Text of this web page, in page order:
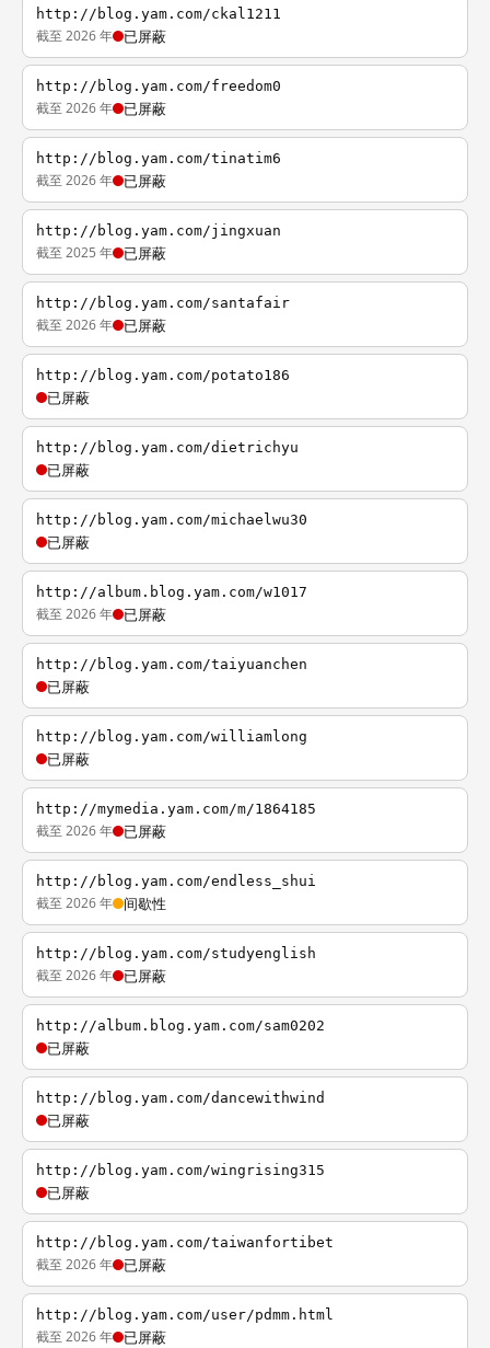
http://blog.yam.com/ckal1211
截至 2026 年 已屏蔽
http://blog.yam.com/freedom0
截至 2026 年 已屏蔽
http://blog.yam.com/tinatim6
截至 2026 年 已屏蔽
http://blog.yam.com/jingxuan
截至 2025 年 已屏蔽
http://blog.yam.com/santafair
截至 2026 年 已屏蔽
http://blog.yam.com/potato186
已屏蔽
http://blog.yam.com/dietrichyu
已屏蔽
http://blog.yam.com/michaelwu30
已屏蔽
http://album.blog.yam.com/w1017
截至 2026 年 已屏蔽
http://blog.yam.com/taiyuanchen
已屏蔽
http://blog.yam.com/williamlong
已屏蔽
http://mymedia.yam.com/m/1864185
截至 2026 年 已屏蔽
http://blog.yam.com/endless_shui
截至 2026 年 间歇性
http://blog.yam.com/studyenglish
截至 2026 年 已屏蔽
http://album.blog.yam.com/sam0202
已屏蔽
http://blog.yam.com/dancewithwind
已屏蔽
http://blog.yam.com/wingrising315
已屏蔽
http://blog.yam.com/taiwanfortibet
截至 2026 年 已屏蔽
http://blog.yam.com/user/pdmm.html
截至 2026 年 已屏蔽